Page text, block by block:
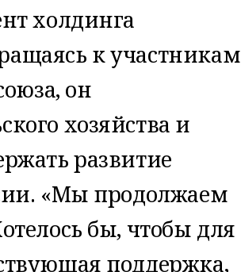
холдинга
к участникам
он
хозяйства и
развитие
«Мы продолжаем
бы, чтобы для
поддержка,